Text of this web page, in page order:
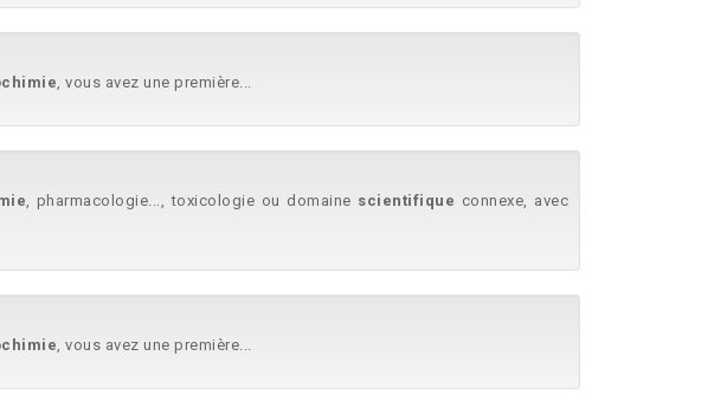
, vous avez une première...
, pharmacologie..., toxicologie ou domaine scientifique connexe, avec
, vous avez une première...